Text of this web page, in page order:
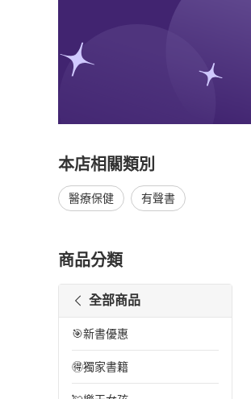
本店相關類別
醫療保健 有聲書
商品分類
全部商品
🎯新書優惠
🉐獨家書籍